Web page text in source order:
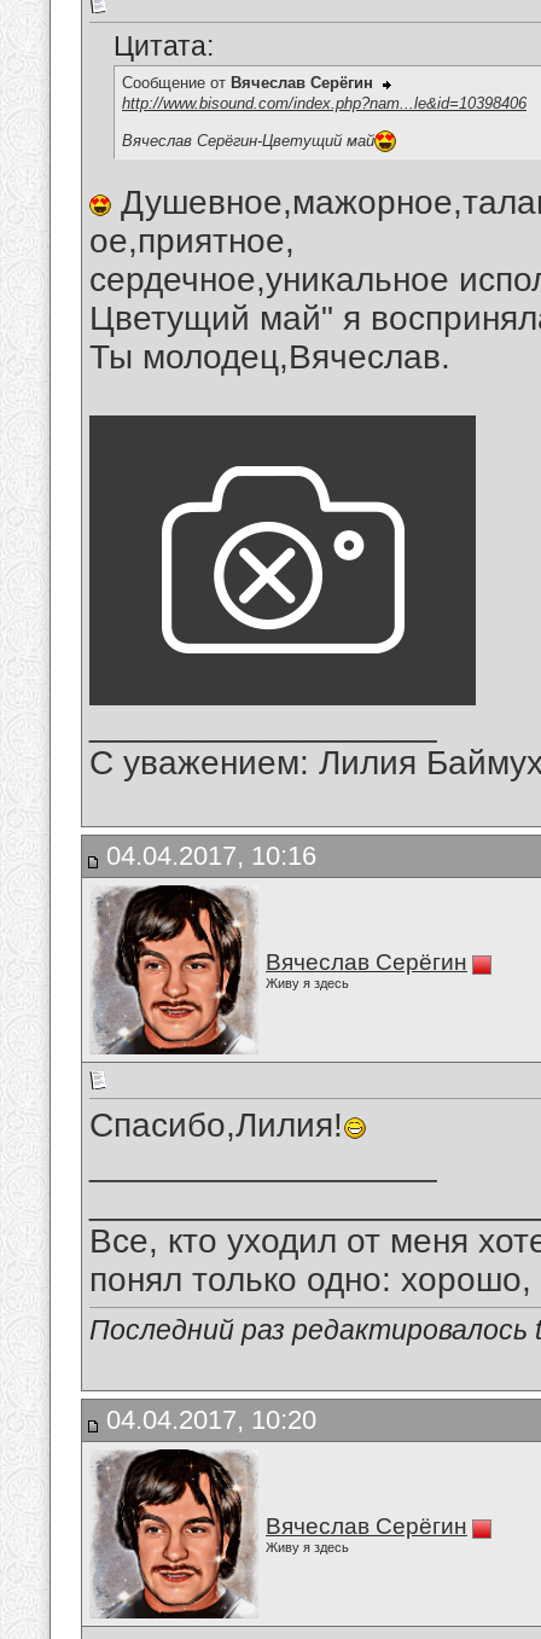
Цитата:
Сообщение от Вячеслав Серёгин
http://www.bisound.com/index.php?nam...le&id=10398406
Вячеслав Серёгин-Цветущий май
ое,приятное,
сердечное,уникальное
Цветущий май" я
Ты молодец,Вячеслав.
С уважением: Лилия
04.04.2017, 10:16
Вячеслав Серёгин
Живу я здесь
Спасибо,Лилия!
Все, кто уходил от меня
понял только одно:
Последний раз
04.04.2017, 10:20
Вячеслав Серёгин
Живу я здесь